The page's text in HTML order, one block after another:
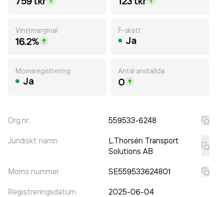
Vinstmarginal
16.2%
F-skatt
Ja
Momsregistrering
Ja
Antal anställda
0
Org.nr. 559533-6248
Juridiskt namn
L.Thorsén Transport
Solutions AB
Moms nummer SE559533624801
Registreringsdatum 2025-06-04